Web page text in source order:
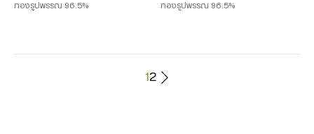
ทองรูปพรรณ 96.5% ทองรูปพรรณ 96.5%
1 2